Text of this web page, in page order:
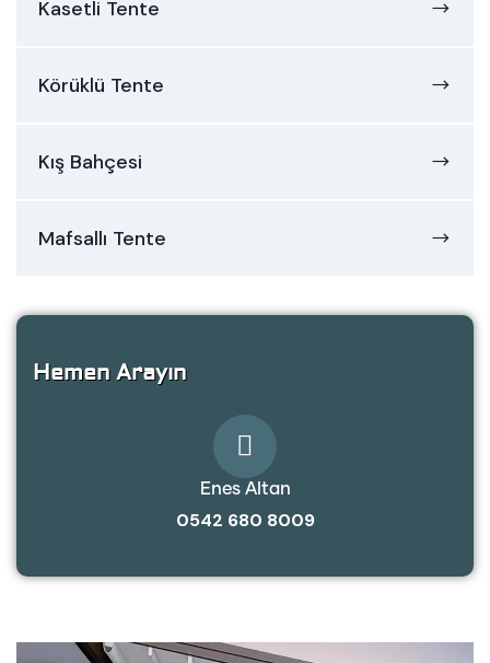
Kasetli Tente
Körüklü Tente
Kış Bahçesi
Mafsallı Tente
Hemen Arayın
Enes Altan
0542 680 8009